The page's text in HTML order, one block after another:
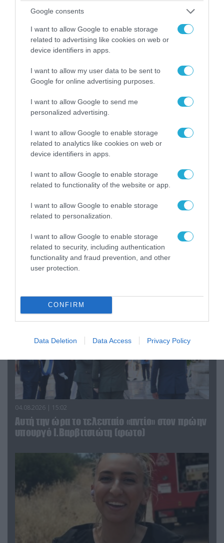
Google consents
I want to allow Google to enable storage
related to advertising like cookies on web or
device identifiers in apps.
I want to allow my user data to be sent to
Google for online advertising purposes.
I want to allow Google to send me
personalized advertising.
I want to allow Google to enable storage
related to analytics like cookies on web or
device identifiers in apps.
I want to allow Google to enable storage
related to functionality of the website or app.
I want to allow Google to enable storage
related to personalization.
I want to allow Google to enable storage
related to security, including authentication
functionality and fraud prevention, and other
user protection.
CONFIRM
Data Deletion Data Access Privacy Policy
06.08.2026 | 14:02
«Επιχείρηση ελεύθερα πεζοδρόμια» στην
Αθήνα: Απομακρύνθηκαν παράνομα
αντικείμενα από κοινόχρηστους χώρους
«Οι εντελώς αθώοι»: Η ανάρτηση του Αρκά για
τα ζώα που χάθηκαν στις πυρκαγιές της
Αττικής (φωτο)
04.08.2026 | 15:02
Αυτή την ώρα το τελευταίο «αντίο» στον πρώην
υπουργό Ι.Βαρβιτσιώτη (φωτο)